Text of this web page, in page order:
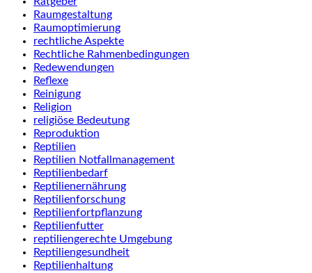
Raumgestaltung
Raumoptimierung
rechtliche Aspekte
Rechtliche Rahmenbedingungen
Redewendungen
Reflexe
Reinigung
Religion
religiöse Bedeutung
Reproduktion
Reptilien
Reptilien Notfallmanagement
Reptilienbedarf
Reptilienernährung
Reptilienforschung
Reptilienfortpflanzung
Reptilienfutter
reptiliengerechte Umgebung
Reptiliengesundheit
Reptilienhaltung